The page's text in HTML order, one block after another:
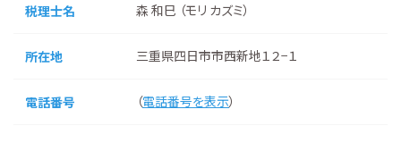
税理士名 森 和巳 （モリ カズミ）
所在地 三重県四日市市西新地１２−１
電話番号 （電話番号を表示）